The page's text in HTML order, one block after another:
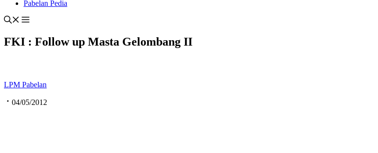
Pabelan Pedia
FKI : Follow up Masta Gelombang II
LPM Pabelan
04/05/2012